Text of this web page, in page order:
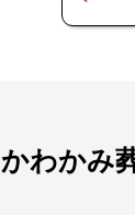
かわかみ